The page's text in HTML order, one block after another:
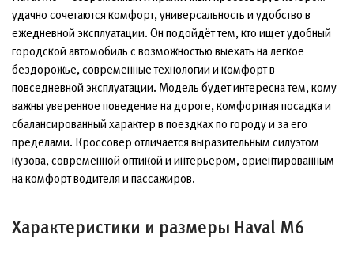
удачно сочетаются комфорт, универсальность и удобство в
ежедневной эксплуатации. Он подойдёт тем, кто ищет удобный
городской автомобиль с возможностью выехать на легкое
бездорожье, современные технологии и комфорт в
повседневной эксплуатации. Модель будет интересна тем, кому
важны уверенное поведение на дороге, комфортная посадка и
сбалансированный характер в поездках по городу и за его
пределами. Кроссовер отличается выразительным силуэтом
кузова, современной оптикой и интерьером, ориентированным
на комфорт водителя и пассажиров.
Характеристики и размеры Haval M6